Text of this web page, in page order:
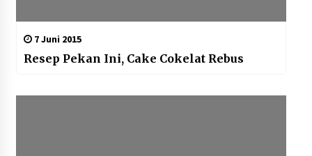
7 Juni 2015
Resep Pekan Ini, Cake Cokelat Rebus